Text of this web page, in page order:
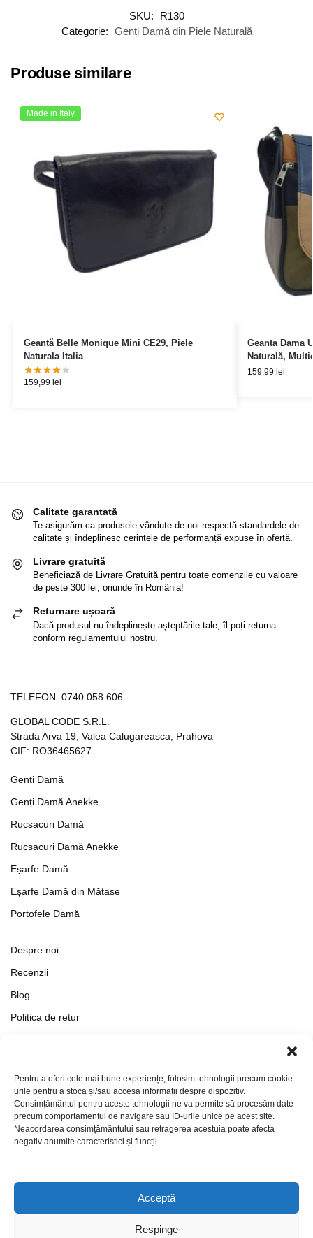
Pentru a oferi cele mai bune experiențe, folosim tehnologii precum cookie-
urile pentru a stoca și/sau accesa informații despre dispozitiv.
Consimțământul pentru aceste tehnologii ne va permite să procesăm date
precum comportamentul de navigare sau ID-urile unice pe acest site.
Neacordarea consimțământului sau retragerea acestuia poate afecta
negativ anumite caracteristici și funcții.
Acceptă
Respinge
SKU:
R130
Categorie: Genți Damă din Piele Naturală
Produse similare
Made in Italy
Geantă Belle Monique Mini CE29, Piele
Naturala Italia
159,99 lei
Geanta Dama
Naturală,
159,99 lei
Calitate garantată
Te asigurăm ca produsele vândute de noi respectă standardele de
calitate și îndeplinesc cerințele de performanță expuse în ofertă.
Livrare gratuită
Beneficiază de Livrare Gratuită pentru toate comenzile cu valoare
de peste 300 lei, oriunde în România!
Returnare ușoară
Dacă produsul nu îndeplinește așteptările tale, îl poți returna
conform regulamentului nostru.
TELEFON: 0740.058.606
GLOBAL CODE S.R.L.
Strada Arva 19, Valea Calugareasca, Prahova
CIF: RO36465627
Genți Damă
Genți Damă Anekke
Rucsacuri Damă
Rucsacuri Damă Anekke
Eșarfe Damă
Eșarfe Damă din Mătase
Portofele Damă
Despre noi
Recenzii
Blog
Politica de retur
Politica de Confidențialitate
Politica de cookies
Setări Cookie-uri
Contact